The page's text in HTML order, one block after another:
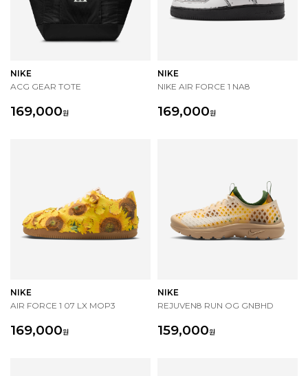
NIKE
ACG GEAR TOTE
169,000원
NIKE
NIKE AIR FORCE 1 NA8
169,000원
NIKE
AIR FORCE 1 07 LX MOP3
169,000원
NIKE
REJUVEN8 RUN OG GNBHD
159,000원